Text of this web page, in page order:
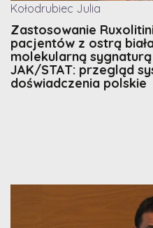
Kołodrubiec Julia
Zastosowanie
pacjentów z ostrą
molekularną
JAK/STAT: przegląd
doświadczenia polskie